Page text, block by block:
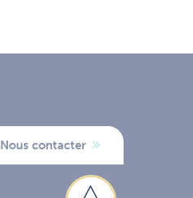
Nous contacter